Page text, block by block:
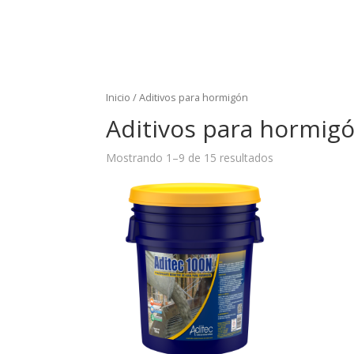
Inicio / Aditivos para hormigón
Aditivos para
Mostrando 1–9 de 15 resultados